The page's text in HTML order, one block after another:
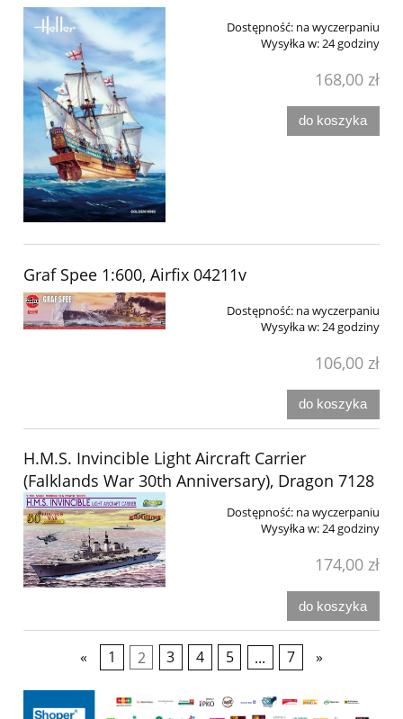
Dostępność: na wyczerpaniu
Wysyłka w:24 godziny
168,00 zł
do koszyka
Graf Spee 1:600, Airfix 04211v
Dostępność: na wyczerpaniu
Wysyłka w:24 godziny
106,00 zł
do koszyka
H.M.S. Invincible Light Aircraft Carrier
(Falklands War 30th Anniversary), Dragon 7128
Dostępność: na wyczerpaniu
Wysyłka w:24 godziny
174,00 zł
do koszyka
« 1 2 3 4 5 ... 7 »